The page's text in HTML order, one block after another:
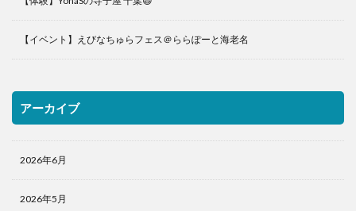
【イベント】えびなちゅらフェス＠ららぽーと海老名
アーカイブ
2026年6月
2026年5月